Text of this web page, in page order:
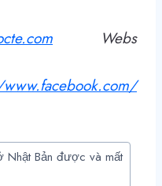
Webs
Nhật Bản được và mất